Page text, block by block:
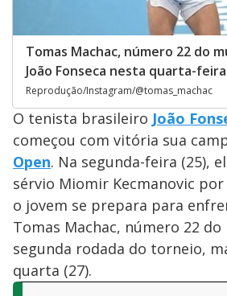
Tomas Machac, número 22 do
João Fonseca nesta quarta-
Reprodução/Instagram/@tomas_machac
O tenista brasileiro João
começou com vitória sua
Open. Na segunda-feira (25),
sérvio Miomir Kecmanovic por
o jovem se prepara para
Tomas Machac, número 22 do
segunda rodada do torneio,
quarta (27).